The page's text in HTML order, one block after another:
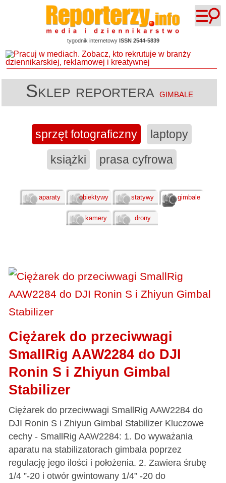
tygodnik internetowy ISSN 2544-5839
Sklep reportera gimbale
sprzęt fotograficzny
laptopy
książki
prasa cyfrowa
aparaty obiektywy statywy gimbale
kamery drony
Ciężarek do przeciwwagi
SmallRig AAW2284 do DJI
Ronin S i Zhiyun Gimbal
Stabilizer
Ciężarek do przeciwwagi SmallRig AAW2284 do
DJI Ronin S i Zhiyun Gimbal Stabilizer Kluczowe
cechy - SmallRig AAW2284: 1. Do wyważania
aparatu na stabilizatorach gimbala poprzez
regulację jego ilości i położenia. 2. Zawiera śrubę
1/4 ”-20 i otwór gwintowany 1/4” -20 do